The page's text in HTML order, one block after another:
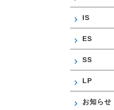
IS
ES
SS
LP
お知らせ